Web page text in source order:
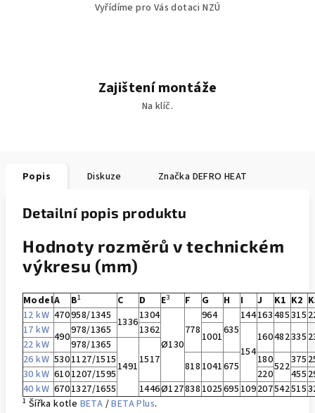
Vyřídíme pro Vás dotaci NZÚ
Zajištení montáže
Na klíč.
Popis Diskuze Značka DEFRO HEAT
Detailní popis produktu
Hodnoty rozměrů v technickém
výkresu (mm)
ModelA B1 C D E3 F G H I J K1 K2
12 kW 470958/1345 13361304
Ø130
778
964
635
144163485315
17 kW 490978/1365 1362
1001
154
160482335
22 kW
978/1365
1491 1517
26 kW 5301127/1515 818 1041675 180522375
30 kW 6101207/1595 220 455
40 kW 6701327/1655 1446Ø127838 1025695 109207542515
1 Šířka kotle BETA /BETA Plus.